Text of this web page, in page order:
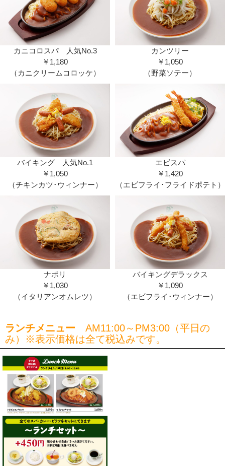
カニコロスパ 人気No.3
￥1,180
（カニクリームコロッケ）
カンツリー
￥1,050
（野菜ソテー）
バイキング 人気No.1
￥1,050
（チキンカツ･ウィンナー）
エビスパ
￥1,420
（エビフライ･フライドポテト）
ナポリ
￥1,030
（イタリアンオムレツ）
バイキングデラックス
￥1,090
（エビフライ･ウィンナー）
ランチメニュー AM11:00～PM3:00（平日の
み）※表示価格は全て税込みです。